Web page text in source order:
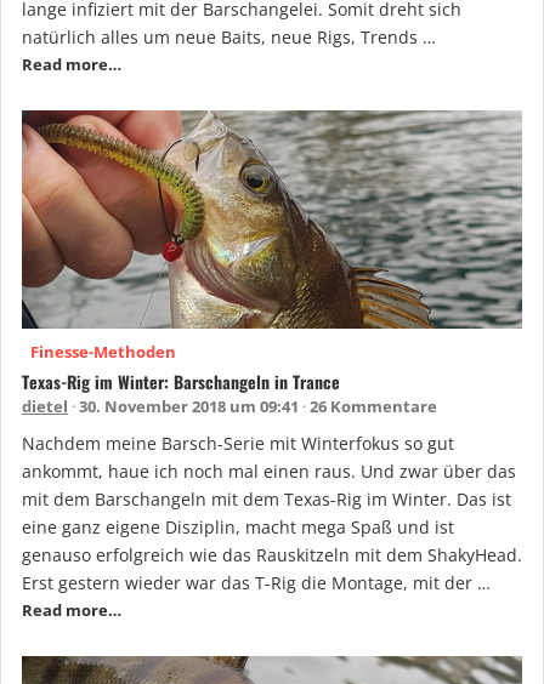
lange infiziert mit der Barschangelei. Somit dreht sich
natürlich alles um neue Baits, neue Rigs, Trends …
Read more…
Finesse-Methoden
Texas-Rig im Winter: Barschangeln in Trance
dietel 30. November 2018 um 09:41 26 Kommentare
Nachdem meine Barsch-Serie mit Winterfokus so gut
ankommt, haue ich noch mal einen raus. Und zwar über das
mit dem Barschangeln mit dem Texas-Rig im Winter. Das ist
eine ganz eigene Disziplin, macht mega Spaß und ist
genauso erfolgreich wie das Rauskitzeln mit dem ShakyHead.
Erst gestern wieder war das T-Rig die Montage, mit der …
Read more…